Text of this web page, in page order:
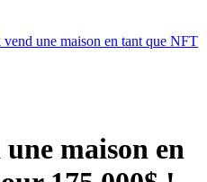
une maison en tant que NFT
maison en